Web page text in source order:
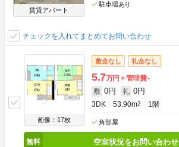
賃貸アパート
駐車場あり
チェックを入れてまとめてお問い合わせ
画像：17枚
敷金なし 礼金なし
5.7万円 管理費-
敷 0円 礼 0円
3DK 53.90m2 1階
角部屋
空室状況をお問い合わせ